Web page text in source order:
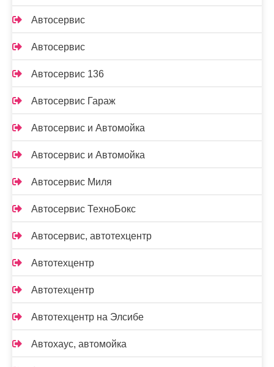
Автосервис
Автосервис
Автосервис 136
Автосервис Гараж
Автосервис и Автомойка
Автосервис и Автомойка
Автосервис Миля
Автосервис ТехноБокс
Автосервис, автотехцентр
Автотехцентр
Автотехцентр
Автотехцентр на Элсибе
Автохаус, автомойка